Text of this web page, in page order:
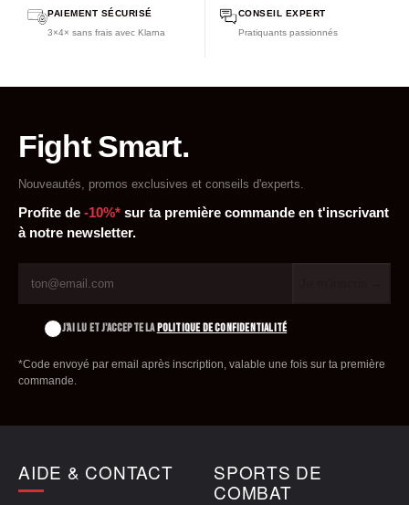
PAIEMENT SÉCURISÉ
3×4× sans frais avec Klarna
CONSEIL EXPERT
Pratiquants passionnés
Fight Smart.
Nouveautés, promos exclusives et conseils d'experts.
Profite de -10%* sur ta première commande en t'inscrivant
à notre newsletter.
J'AI LU ET J'ACCEPTE LAPOLITIQUE DE CONFIDENTIALITÉ
*Code envoyé par email après inscription, valable une fois sur ta première
commande.
AIDE & CONTACT
SPORTS DE
COMBAT